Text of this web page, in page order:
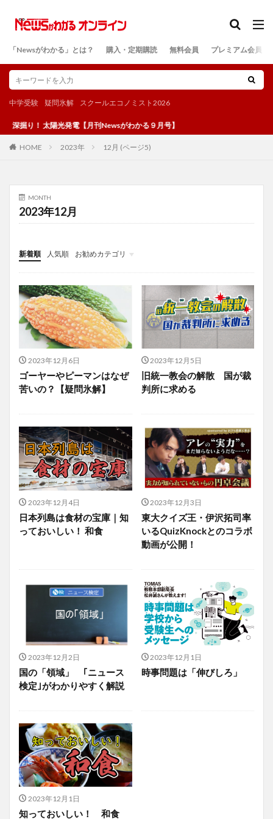
「Newsがわかる」とは？ 購入・定期購読 無料会員 プレミアム会員
中学受験 疑問氷解 スクールエコノミスト2026
深掘り！ 太陽光発電【月刊Newsがわかる９月号】
HOME 2023年 12月 (ページ5)
MONTH
2023年12月
新着順 人気順
お勧めカテゴリ
投稿
学び
マンガ
電子書籍
2023年12月6日
ゴーヤーやピーマンはなぜ
苦いの？【疑問氷解】
2023年12月5日
旧統一教会の解散 国が裁
判所に求める
2023年12月4日
日本列島は食材の宝庫｜知
っておいしい！ 和食
2023年12月3日
東大クイズ王・伊沢拓司率
いるQuizKnockとのコラボ
動画が公開！
2023年12月2日
国の「領域」 ｢ニュース
検定｣がわかりやすく解説
2023年12月1日
時事問題は「伸びしろ」
2023年12月1日
知っておいしい！ 和食
検索